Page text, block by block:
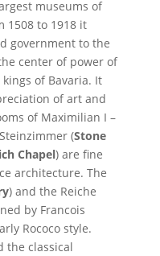
museums of
1508 to 1918 it
government to the
center of power of
of Bavaria. It
of art and
of Maximilian I –
(Stone
Chapel) are fine
architecture. The
) and the Reiche
by Francois
Rococo style.
the classical